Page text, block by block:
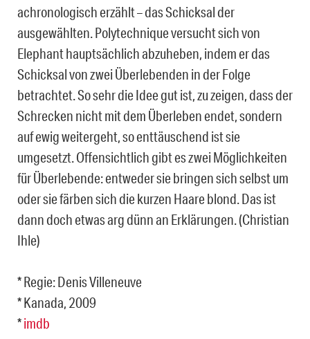
achronologisch erzählt – das Schicksal der
ausgewählten. Polytechnique versucht sich von
Elephant hauptsächlich abzuheben, indem er das
Schicksal von zwei Überlebenden in der Folge
betrachtet. So sehr die Idee gut ist, zu zeigen, dass der
Schrecken nicht mit dem Überleben endet, sondern
auf ewig weitergeht, so enttäuschend ist sie
umgesetzt. Offensichtlich gibt es zwei Möglichkeiten
für Überlebende: entweder sie bringen sich selbst um
oder sie färben sich die kurzen Haare blond. Das ist
dann doch etwas arg dünn an Erklärungen. (Christian
Ihle)
* Regie: Denis Villeneuve
* Kanada, 2009
*imdb